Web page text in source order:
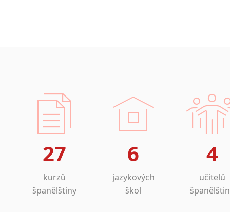
Hebrejština
Hindština
Chorvatština
Indonéština
Irština
Islandština
Japonština
Jidiš
27
kurzů
španělštiny
6
jazykových
škol
4
učitelů